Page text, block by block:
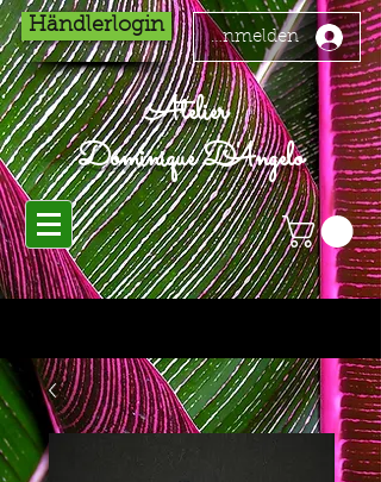
Händlerlogin
Anmelden
Atelier
Dominique D'Angelo